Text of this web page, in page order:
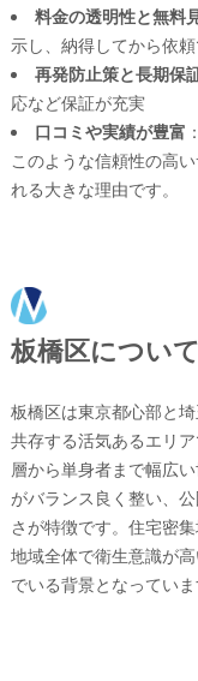
料金の透明性と無料
示し、納得してから依
再発防止策と長期保
応など保証が充実
口コミや実績が豊富
このような信頼性の高
れる大きな理由です。
板橋区について
板橋区は東京都心部と
共存する活気あるエリ
層から単身者まで幅広
がバランス良く整い、
さが特徴です。住宅密
地域全体で衛生意識が
でいる背景となっていま